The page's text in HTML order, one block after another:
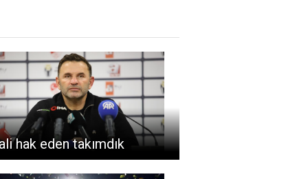
hak eden takımdık